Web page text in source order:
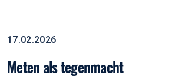
Rapportage
17.02.2026
Meten als tegenmacht